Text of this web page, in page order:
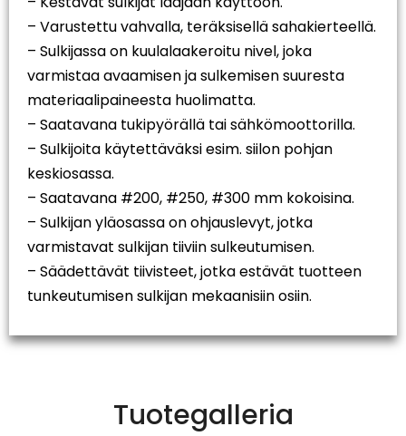
– Varustettu vahvalla, teräksisellä sahakierteellä.
– Sulkijassa on kuulalaakeroitu nivel, joka
varmistaa avaamisen ja sulkemisen suuresta
materiaalipaineesta huolimatta.
– Saatavana tukipyörällä tai sähkömoottorilla.
– Sulkijoita käytettäväksi esim. siilon pohjan
keskiosassa.
– Saatavana #200, #250, #300 mm kokoisina.
– Sulkijan yläosassa on ohjauslevyt, jotka
varmistavat sulkijan tiiviin sulkeutumisen.
– Säädettävät tiivisteet, jotka estävät tuotteen
tunkeutumisen sulkijan mekaanisiin osiin.
Tuotegalleria